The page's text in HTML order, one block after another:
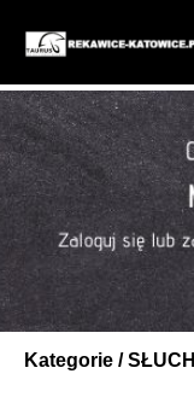
Kategorie /SŁUCH